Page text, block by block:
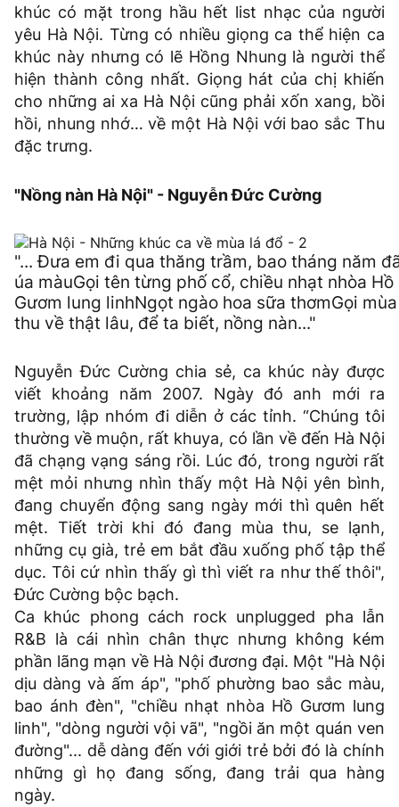
khúc có mặt trong hầu hết list nhạc của người
yêu Hà Nội. Từng có nhiều giọng ca thể hiện ca
khúc này nhưng có lẽ Hồng Nhung là người thể
hiện thành công nhất. Giọng hát của chị khiến
cho những ai xa Hà Nội cũng phải xốn xang, bồi
hồi, nhung nhớ… về một Hà Nội với bao sắc Thu
đặc trưng.
"Nồng nàn Hà Nội" - Nguyễn Đức Cường
"... Đưa em đi qua thăng trầm, bao tháng năm
úa màuGọi tên từng phố cổ, chiều nhạt nhòa Hồ
Gươm lung linhNgọt ngào hoa sữa thơmGọi mùa
thu về thật lâu, để ta biết, nồng nàn..."
Nguyễn Đức Cường chia sẻ, ca khúc này được
viết khoảng năm 2007. Ngày đó anh mới ra
trường, lập nhóm đi diễn ở các tỉnh. “Chúng tôi
thường về muộn, rất khuya, có lần về đến Hà Nội
đã chạng vạng sáng rồi. Lúc đó, trong người rất
mệt mỏi nhưng nhìn thấy một Hà Nội yên bình,
đang chuyển động sang ngày mới thì quên hết
mệt. Tiết trời khi đó đang mùa thu, se lạnh,
những cụ già, trẻ em bắt đầu xuống phố tập thể
dục. Tôi cứ nhìn thấy gì thì viết ra như thế thôi",
Đức Cường bộc bạch.
Ca khúc phong cách rock unplugged pha lẫn
R&B là cái nhìn chân thực nhưng không kém
phần lãng mạn về Hà Nội đương đại. Một "Hà Nội
dịu dàng và ấm áp", "phố phường bao sắc màu,
bao ánh đèn", "chiều nhạt nhòa Hồ Gươm lung
linh", "dòng người vội vã", "ngồi ăn một quán ven
đường"... dễ dàng đến với giới trẻ bởi đó là chính
những gì họ đang sống, đang trải qua hàng
ngày.